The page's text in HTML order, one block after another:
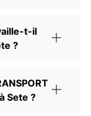
t-il
?
Sete ?